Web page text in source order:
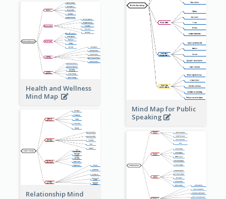
Mind Map for Public
Speaking
Health and Wellness
Mind Map
Relationship Mind